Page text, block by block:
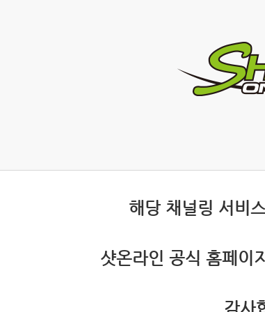
해당 채널링 서비
샷온라인 공식 홈페이